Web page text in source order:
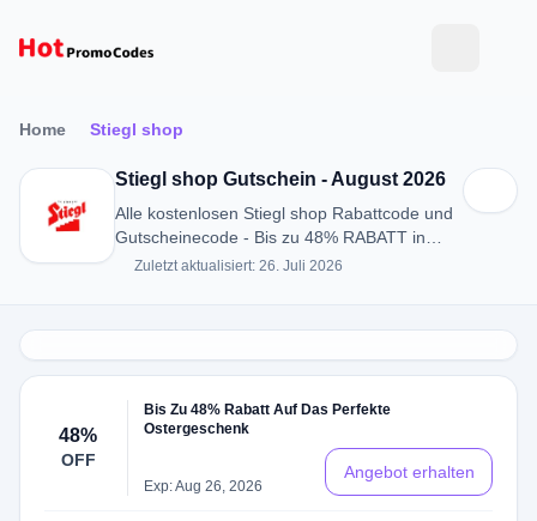
Home Stiegl shop
Stiegl shop Gutschein - August 2026
Alle kostenlosen Stiegl shop Rabattcode und
Gutscheinecode - Bis zu 48% RABATT in
August 2026
Zuletzt aktualisiert: 26. Juli 2026
48%
OFF
Bis Zu 48% Rabatt Auf Das Perfekte
Ostergeschenk
Exp: Aug 26, 2026
Angebot erhalten